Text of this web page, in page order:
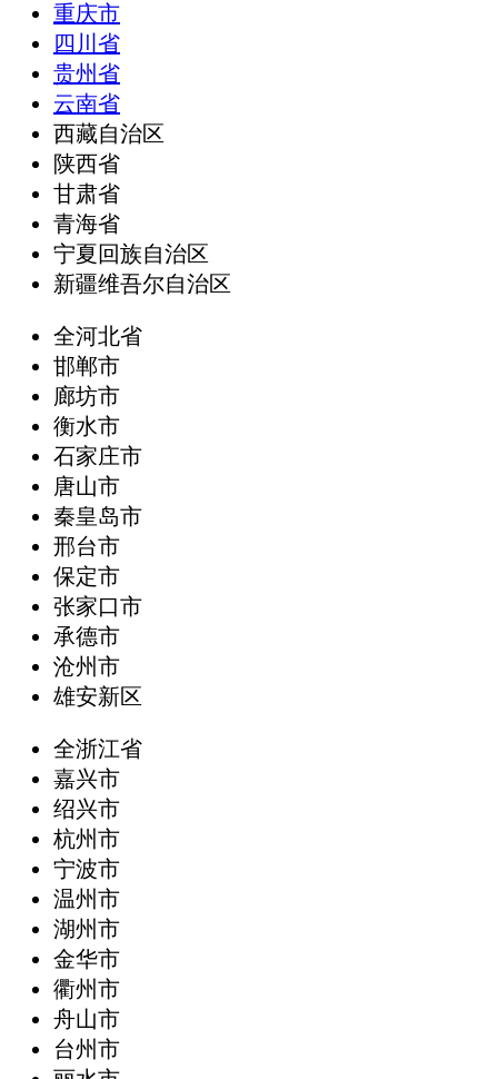
重庆市
四川省
贵州省
云南省
西藏自治区
陕西省
甘肃省
青海省
宁夏回族自治区
新疆维吾尔自治区
全河北省
邯郸市
廊坊市
衡水市
石家庄市
唐山市
秦皇岛市
邢台市
保定市
张家口市
承德市
沧州市
雄安新区
全浙江省
嘉兴市
绍兴市
杭州市
宁波市
温州市
湖州市
金华市
衢州市
舟山市
台州市